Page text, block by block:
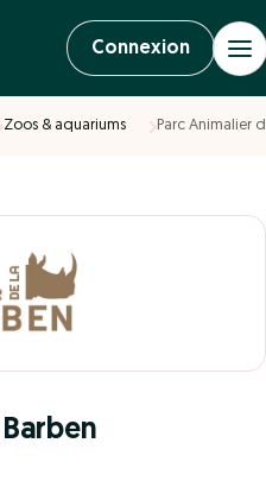
Connexion
Zoos & aquariums Parc Animalier